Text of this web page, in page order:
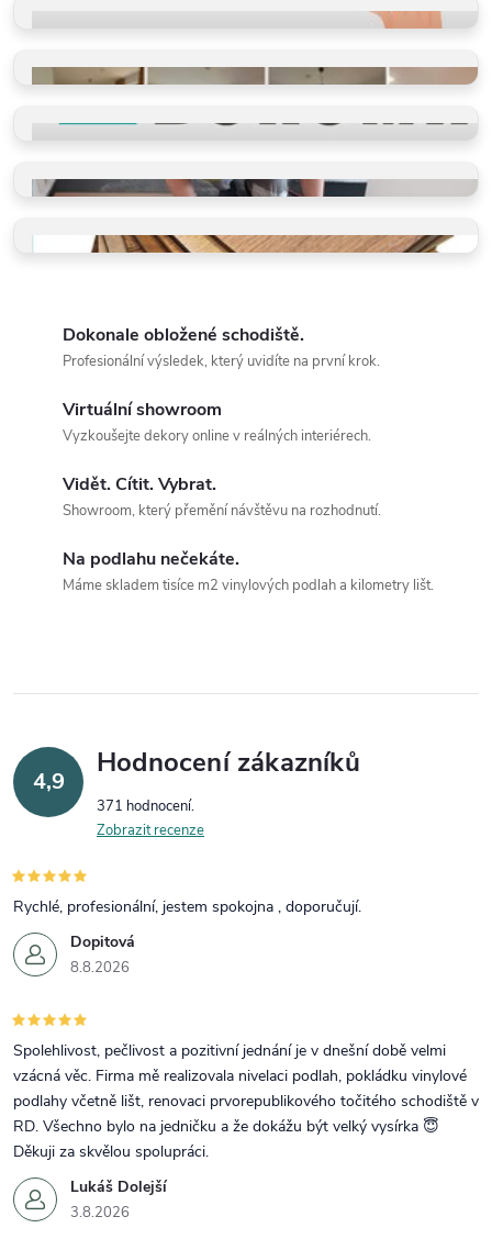
Ověřeno spokojenými zákazníky
Příběhy našich klientů
Více než schody a vinyl
Takto je děláme v BUKOMĚ
Dokonale obložené schodiště.
Profesionální výsledek, který uvidíte na první krok.
Virtuální showroom
Vyzkoušejte dekory online v reálných interiérech.
Vidět. Cítit. Vybrat.
Showroom, který přemění návštěvu na rozhodnutí.
Na podlahu nečekáte.
Máme skladem tisíce m2 vinylových podlah a kilometry lišt.
4,9
Hodnocení zákazníků
371 hodnocení
Zobrazit recenze
Dopitová
8.8.2026
Rychlé, profesionální, jestem spokojna , doporučují.
Lukáš Dolejší
3.8.2026
Spolehlivost, pečlivost a pozitivní jednání je v dnešní době velmi
vzácná věc. Firma mě realizovala nivelaci podlah, pokládku vinylové
podlahy včetně lišt, renovaci prvorepublikového točitého schodiště v
RD. Všechno bylo na jedničku a že dokážu být velký vysírka 😇
Děkuji za skvělou spolupráci.